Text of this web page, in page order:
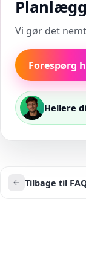
Vi gør det
Forespørg
Hellere
Tilbage til